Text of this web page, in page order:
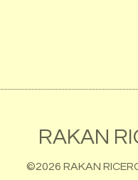
RAKAN
©2026 RAKAN